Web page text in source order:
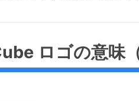
ロゴの意味（